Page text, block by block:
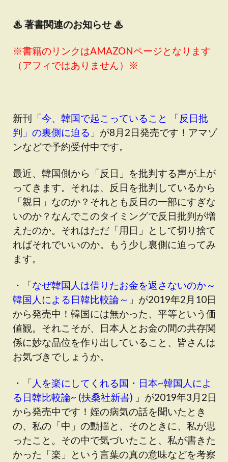
♨著書関連のお知らせ ♨
※書籍のリンクはAMAZONページとなります
（アフィではありません）※
新刊「今、韓国で起こっていること 「反日批
判」の裏側に迫る 」が8月2日発売です！アマゾ
ンなどで予約受付中です。
最近、韓国側から「反日」を批判する声が上が
ってきます。それは、反日を批判しているから
「親日」なのか？それとも反日の一部にすぎな
いのか？なんでこのタイミングで反日批判が増
えたのか。それはただ「用日」として切り捨て
ればそれでいいのか。もう少し裏側に迫ってみ
ます。
・「なぜ韓国人は借りたお金を返さないのか～
韓国人による日韓比較論～ 」が2019年2月10日
から発売中！韓国には無かった、平等という価
値観。それこそが、日本人とお金の間の共存関
係に妙な品位を作り出していること、皆さんは
お気づきでしょうか。
・「 人を楽にしてくれる国・日本~韓国人によ
る日韓比較論~ (扶桑社新書) 」が2019年3月2日
から発売中です！姪の病気の話を聞いたとき
の、私の「中」の動揺と、そのときに、私が思
ったこと。その中で気づいたこと、私が書きた
かった「楽」という言葉の真の意味などを考察